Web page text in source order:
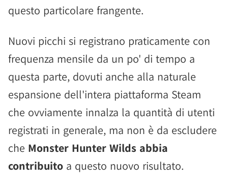
questo particolare frangente.
Nuovi picchi si registrano praticamente con
frequenza mensile da un po' di tempo a
questa parte, dovuti anche alla naturale
espansione dell'intera piattaforma Steam
che ovviamente innalza la quantità di utenti
registrati in generale, ma non è da escludere
che Monster Hunter Wilds abbia
contribuito a questo nuovo risultato.